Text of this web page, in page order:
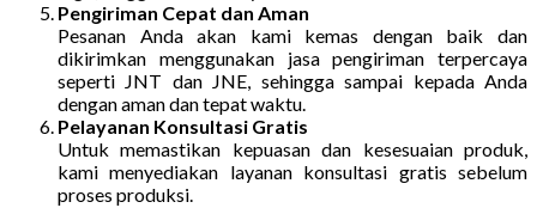
Pengiriman Cepat dan Aman
Pesanan Anda akan kami kemas dengan baik dan
dikirimkan menggunakan jasa pengiriman terpercaya
seperti JNT dan JNE, sehingga sampai kepada Anda
dengan aman dan tepat waktu.
Pelayanan Konsultasi Gratis
Untuk memastikan kepuasan dan kesesuaian produk,
kami menyediakan layanan konsultasi gratis sebelum
proses produksi.